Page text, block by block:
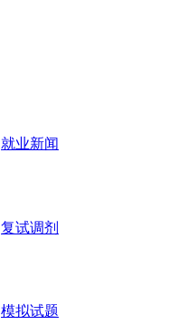
就业新闻
复试调剂
模拟试题